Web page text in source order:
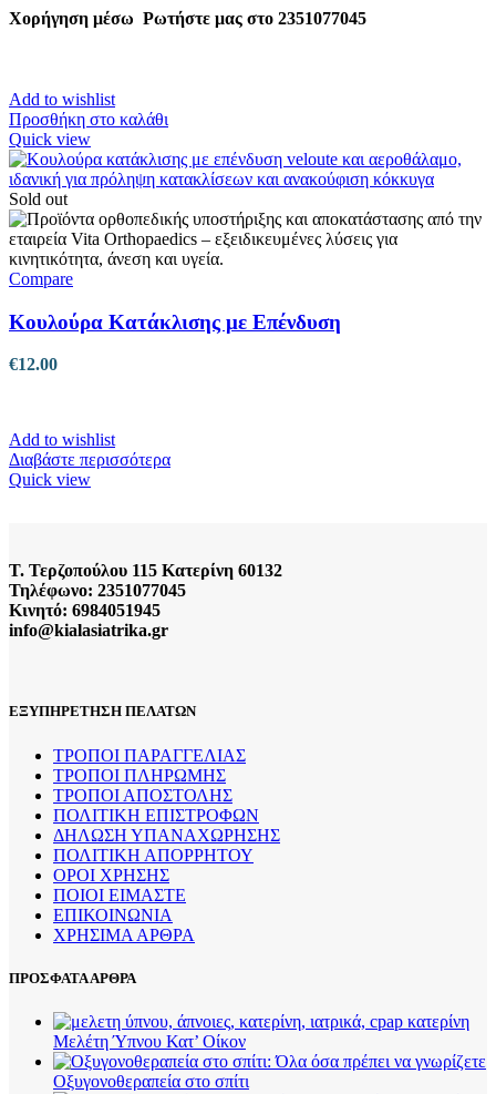
Χορήγηση μέσω Ρωτήστε μας στο 2351077045
Add to wishlist
Προσθήκη στο καλάθι
Quick view
Sold out
Compare
Κουλούρα Κατάκλισης με Επένδυση
€12.00
Add to wishlist
Διαβάστε περισσότερα
Quick view
Τ. Τερζοπούλου 115 Κατερίνη 60132
Τηλέφωνο: 2351077045
Κινητό: 6984051945
info@kialasiatrika.gr
ΕΞΥΠΗΡΕΤΗΣΗ ΠΕΛΑΤΩΝ
ΤΡΟΠΟΙ ΠΑΡΑΓΓΕΛΙΑΣ
ΤΡΟΠΟΙ ΠΛΗΡΩΜΗΣ
ΤΡΟΠΟΙ ΑΠΟΣΤΟΛΗΣ
ΠΟΛΙΤΙΚΗ ΕΠΙΣΤΡΟΦΩΝ
ΔΗΛΩΣΗ ΥΠΑΝΑΧΩΡΗΣΗΣ
ΠΟΛΙΤΙΚΗ ΑΠΟΡΡΗΤΟΥ
ΟΡΟΙ ΧΡΗΣΗΣ
ΠΟΙΟΙ ΕΙΜΑΣΤΕ
ΕΠΙΚΟΙΝΩΝΙΑ
ΧΡΗΣΙΜΑ ΑΡΘΡΑ
ΠΡΟΣΦΑΤΑ ΑΡΘΡΑ
Μελέτη Ύπνου Κατ’ Οίκον
Οξυγονοθεραπεία στο σπίτι